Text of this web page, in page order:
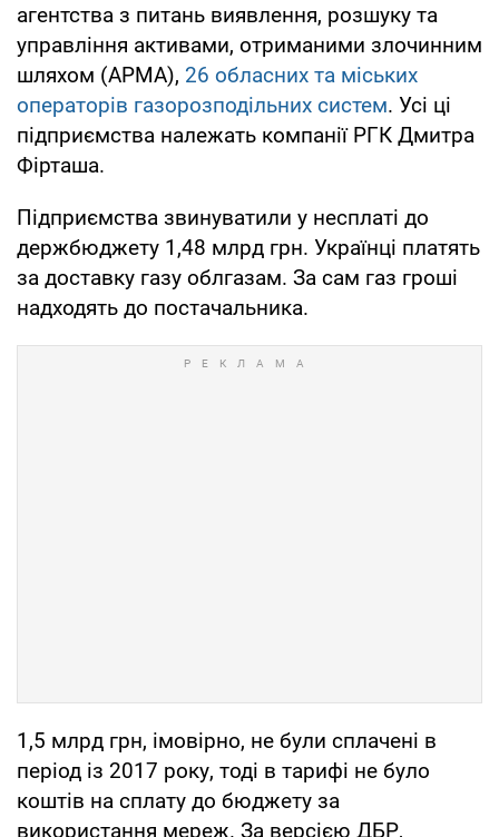
агентства з питань виявлення, розшуку та
управління активами, отриманими злочинним
шляхом (АРМА), 26 обласних та міських
операторів газорозподільних систем. Усі ці
підприємства належать компанії РГК Дмитра
Фірташа.
Підприємства звинуватили у несплаті до
держбюджету 1,48 млрд грн. Українці платять
за доставку газу облгазам. За сам газ гроші
надходять до постачальника.
1,5 млрд грн, імовірно, не були сплачені в
період із 2017 року, тоді в тарифі не було
коштів на сплату до бюджету за
використання мереж. За версією ДБР,